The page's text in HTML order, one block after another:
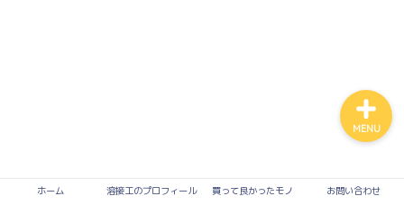
ホーム 溶接工のプロフィール 買って良かったモノ お問い合わせ
MENU